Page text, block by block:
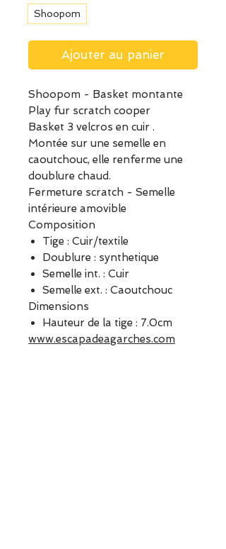
Shoopom
Ajouter au panier
Shoopom - Basket montante
Play fur scratch cooper
Basket 3 velcros en cuir .
Montée sur une semelle en
caoutchouc, elle renferme une
doublure chaud.
Fermeture scratch - Semelle
intérieure amovible
Composition
Tige : Cuir/textile
Doublure : synthetique
Semelle int. : Cuir
Semelle ext. : Caoutchouc
Dimensions
Hauteur de la tige : 7.0cm
www.escapadeagarches.com